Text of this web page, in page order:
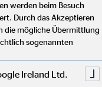
das
dasInstitut für
). Als Teil der
wir uns aktiv für
werden beim Besuch
Durch das Akzeptieren
die mögliche Übermittlung
sogenannten
Ireland Ltd.